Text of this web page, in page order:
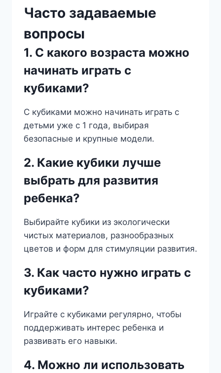
Часто задаваемые
вопросы
1. С какого возраста можно
начинать играть с
кубиками?
С кубиками можно начинать играть с
детьми уже с 1 года, выбирая
безопасные и крупные модели.
2. Какие кубики лучше
выбрать для развития
ребенка?
Выбирайте кубики из экологически
чистых материалов, разнообразных
цветов и форм для стимуляции развития.
3. Как часто нужно играть с
кубиками?
Играйте с кубиками регулярно, чтобы
поддерживать интерес ребенка и
развивать его навыки.
4. Можно ли использовать